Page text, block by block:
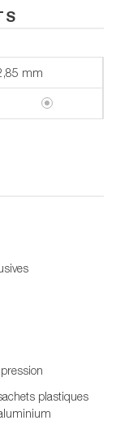
mm
plastiques